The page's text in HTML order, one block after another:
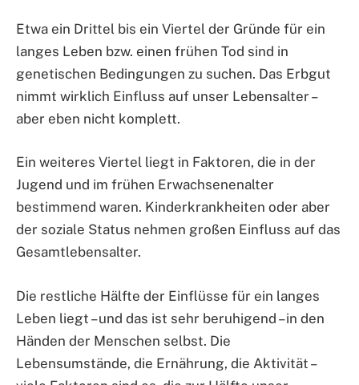
Etwa ein Drittel bis ein Viertel der Gründe für ein
langes Leben bzw. einen frühen Tod sind in
genetischen Bedingungen zu suchen. Das Erbgut
nimmt wirklich Einfluss auf unser Lebensalter –
aber eben nicht komplett.
Ein weiteres Viertel liegt in Faktoren, die in der
Jugend und im frühen Erwachsenenalter
bestimmend waren. Kinderkrankheiten oder aber
der soziale Status nehmen großen Einfluss auf das
Gesamtlebensalter.
Die restliche Hälfte der Einflüsse für ein langes
Leben liegt – und das ist sehr beruhigend – in den
Händen der Menschen selbst. Die
Lebensumstände, die Ernährung, die Aktivität –